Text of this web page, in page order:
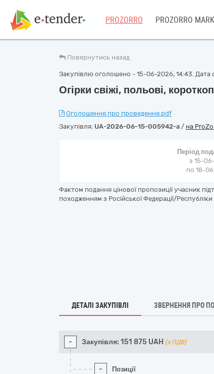
PROZORRO PROZORRO
Повернутись назад
Закупівлю оголошено - 15-06-2026, 14:43. Дата
Огірки свіжі, польові,
Оголошення про проведення.pdf
Закупівля: UA-2026-06-15-005942-a / на
Період
з 15-
по 18-
Фактом подання цінової пропозиції учасник
походженням з Російської Федерації/
ДЕТАЛІ ЗАКУПІВЛІ ЗВЕРНЕННЯ ПРО
- Закупівля: 151 875 UAH (з ПДВ)
- Позиції